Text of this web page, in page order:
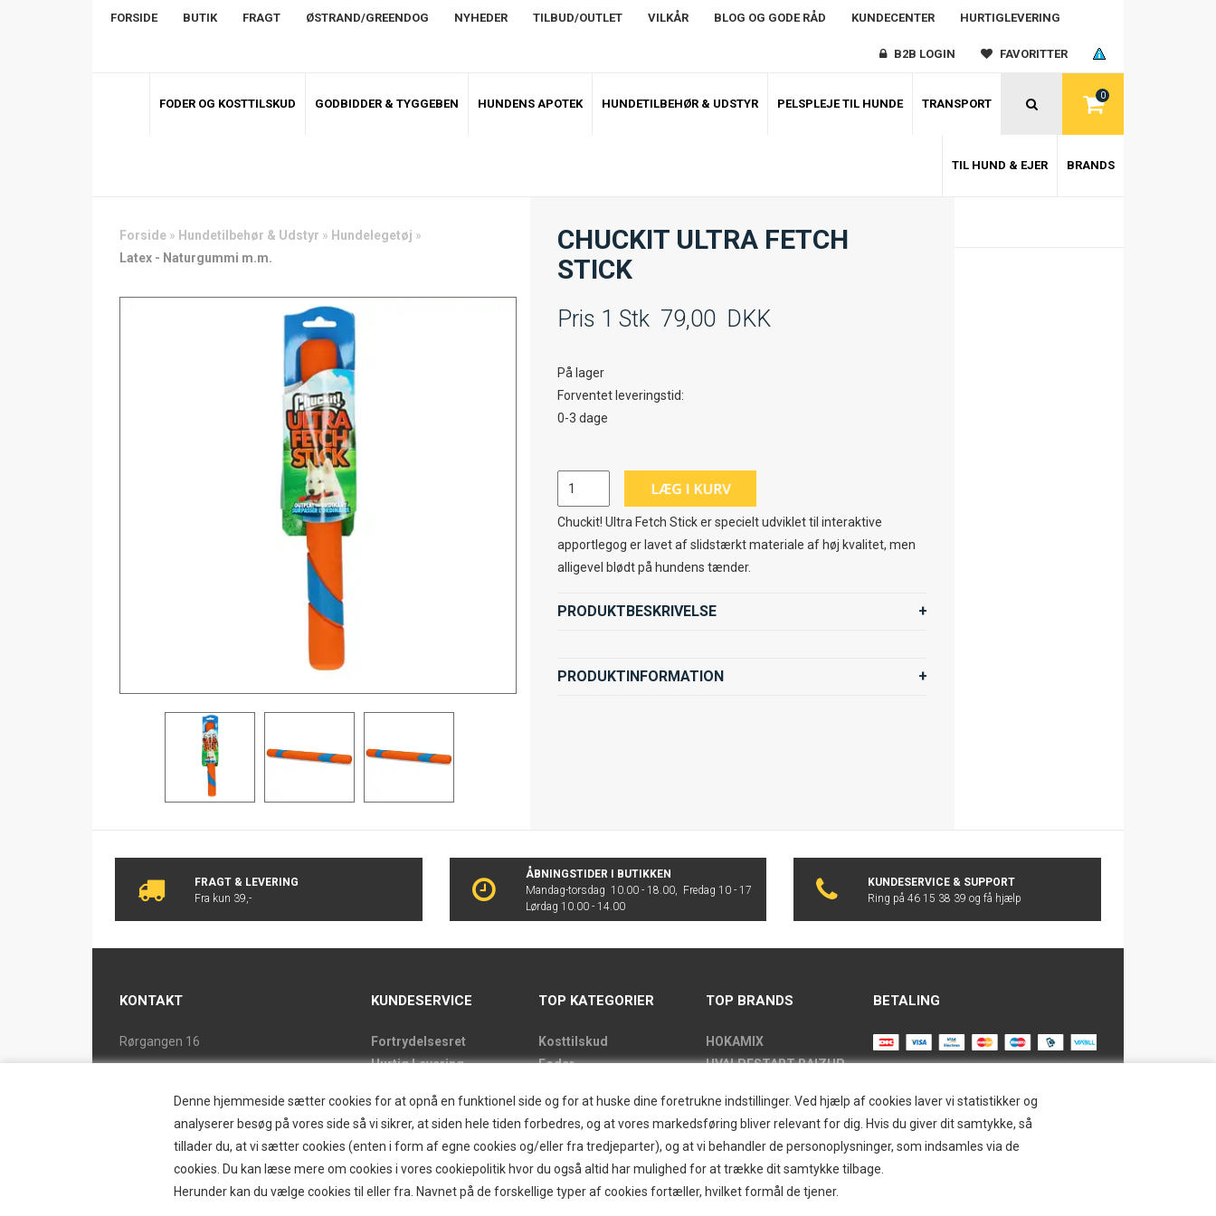
Denne hjemmeside sætter cookies for at opnå en funktionel side og for at huske dine foretrukne indstillinger. Ved hjælp af cookies laver vi statistikker og
analyserer besøg på vores side så vi sikrer, at siden hele tiden forbedres, og at vores markedsføring bliver relevant for dig. Hvis du giver dit samtykke, så
tillader du, at vi sætter cookies (enten i form af egne cookies og/eller fra tredjeparter), og at vi behandler de personoplysninger, som indsamles via de
cookies. Du kan læse mere om cookies i vores cookiepolitik hvor du også altid har mulighed for at trække dit samtykke tilbage.
Herunder kan du vælge cookies til eller fra. Navnet på de forskellige typer af cookies fortæller, hvilket formål de tjener.
FORSIDE BUTIK FRAGT ØSTRAND/GREENDOG NYHEDER TILBUD/OUTLET VILKÅR BLOG OG GODE RÅD KUNDECENTER HURTIGLEVERING
B2B LOGIN FAVORITTER
0
FODER OG KOSTTILSKUD GODBIDDER & TYGGEBEN HUNDENS APOTEK HUNDETILBEHØR & UDSTYR PELSPLEJE TIL HUNDE TRANSPORT
TIL HUND & EJER BRANDS
Forside » Hundetilbehør & Udstyr » Hundelegetøj »
Latex - Naturgummi m.m.
CHUCKIT ULTRA FETCH
STICK
Pris 1 Stk 79,00DKK
På lager
Forventet leveringstid:
0-3 dage
Chuckit! Ultra Fetch Stick er specielt udviklet til interaktive
apportlegog er lavet af slidstærkt materiale af høj kvalitet, men
alligevel blødt på hundens tænder.
PRODUKTBESKRIVELSE
PRODUKTINFORMATION
FRAGT & LEVERING
Fra kun 39,-
ÅBNINGSTIDER I BUTIKKEN
Mandag-torsdag 10.00 - 18.00, Fredag 10 - 17
Lørdag 10.00 - 14.00
KUNDESERVICE & SUPPORT
Ring på 46 15 38 39 og få hjælp
KONTAKT
Rørgangen 16
Tlf. 46 15 38 39
ostrand@ostrand.dk
CVR: DK 77948228 drives af
SKYESCOT TRADING V/DORTE HOLM
MARTINA
KUNDESERVICE
Fortrydelsesret
Hurtig Levering
Butikkens åbningstider
Returlabel
Kontakt
Østrand/Greendog
Nyheder
TOP KATEGORIER
Kosttilskud
Foder
Udstyr
Pelspleje
Pleje
Hjemmet & Bilen
Brands
TOP BRANDS
HOKAMIX
HVALPESTART RAIZUP
GRAU
STARMARK
VARIOCAGE-MIMSAFE
BETALING
Tilmeld dig vores nyhedsbrev og
modtag eksklusive tilbud og nyheder i
shoppen. Du kan til en hver tid afmelde